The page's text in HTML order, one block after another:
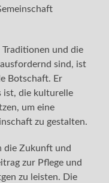
und die
sind, ist
Botschaft. Er
ist, die kulturelle
um eine
zu gestalten.
die Zukunft und
zur Pflege und
zu leisten. Die